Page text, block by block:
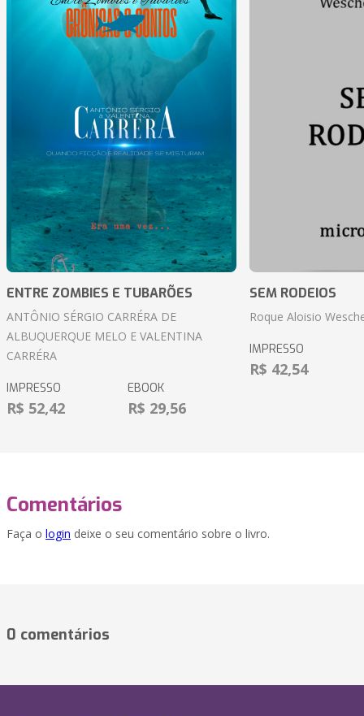
ENTRE ZOMBIES E TUBARÕES
ANTÔNIO SÉRGIO CARRÉRA DE
ALBUQUERQUE MELO E VALENTINA
CARRÉRA
IMPRESSO
R$ 52,42
EBOOK
R$ 29,56
SEM RODEIOS
Roque Aloisio
IMPRESSO
R$ 42,54
Comentários
Faça o login deixe o seu comentário sobre o livro.
0 comentários